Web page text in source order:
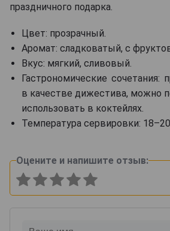
праздничного подарка.
Цвет: прозрачный.
Аромат: сладковатый, с
Вкус: мягкий, сливовый.
Гастрономические сочетания:
в качестве дижестива, можно
использовать в коктейлях.
Температура сервировки: 18–20
Оцените и напишите отзыв: